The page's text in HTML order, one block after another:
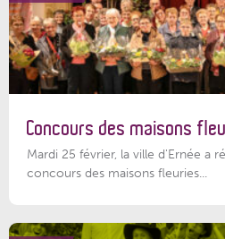
Concours des maisons
Mardi 25 février, la ville d'Ernée a
concours des maisons fleuries...